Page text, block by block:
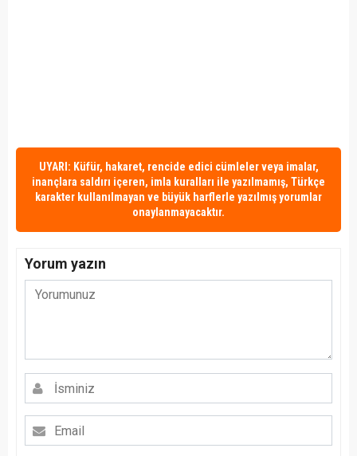
UYARI: Küfür, hakaret, rencide edici cümleler veya imalar,
inançlara saldırı içeren, imla kuralları ile yazılmamış, Türkçe
karakter kullanılmayan ve büyük harflerle yazılmış yorumlar
onaylanmayacaktır.
Yorum yazın